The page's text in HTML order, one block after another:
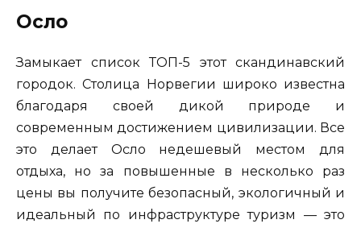
Осло
Замыкает список ТОП-5 этот скандинавский
городок. Столица Норвегии широко известна
благодаря своей дикой природе и
современным достижением цивилизации. Все
это делает Осло недешевый местом для
отдыха, но за повышенные в несколько раз
цены вы получите безопасный, экологичный и
идеальный по инфраструктуре туризм — это